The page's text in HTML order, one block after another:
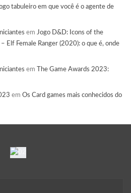
tabuleiro em que você é o agente de
em Jogo D&D: Icons of the
Elf Female Ranger (2020): o que é, onde
em
The Game Awards 2023:
em Os Card games mais conhecidos do